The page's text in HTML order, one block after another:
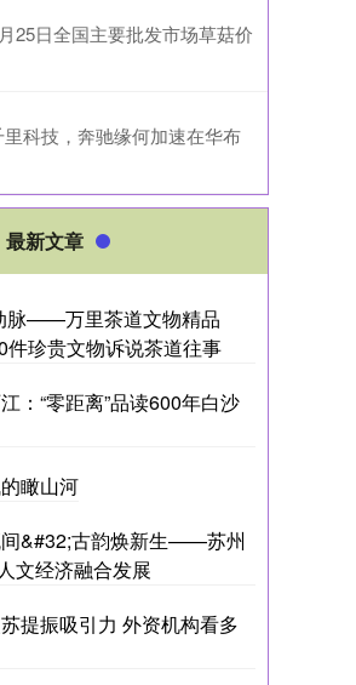
25日全国主要批发市场草菇价
科技，奔驰缘何加速在华布
最新文章
脉——万里茶道文物精品
件珍贵文物诉说茶道往事
：“零距离”品读600年白沙
瞰山河
&#32;古韵焕新生——苏州
文经济融合发展
提振吸引力 外资机构看多